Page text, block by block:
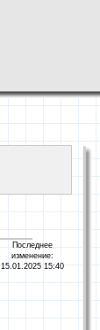
Последнее
изменение:
15.01.2025 15:40